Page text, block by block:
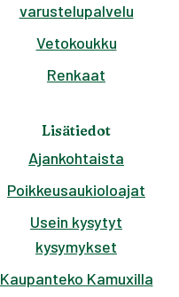
varustelupalvelu
Vetokoukku
Renkaat
Lisätiedot
Ajankohtaista
Poikkeusaukioloajat
Usein kysytyt
kysymykset
Kaupanteko Kamuxilla